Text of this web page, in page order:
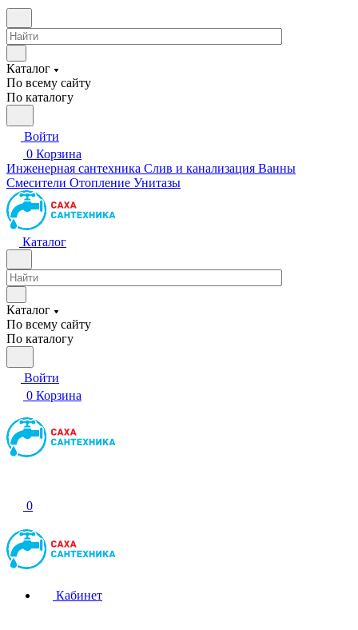
Каталог
По всему сайту
По каталогу
Войти
0 Корзина
Инженерная сантехника Слив и канализация Ванны
Смесители Отопление Унитазы
Каталог
Каталог
По всему сайту
По каталогу
Войти
0 Корзина
0
Кабинет